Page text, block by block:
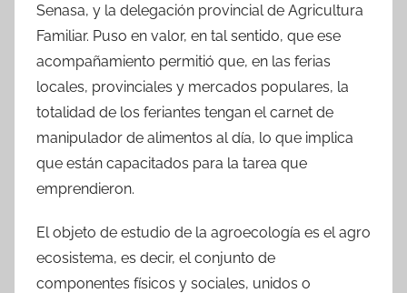
Senasa, y la delegación provincial de Agricultura
Familiar. Puso en valor, en tal sentido, que ese
acompañamiento permitió que, en las ferias
locales, provinciales y mercados populares, la
totalidad de los feriantes tengan el carnet de
manipulador de alimentos al día, lo que implica
que están capacitados para la tarea que
emprendieron.
El objeto de estudio de la agroecología es el agro
ecosistema, es decir, el conjunto de
componentes físicos y sociales, unidos o